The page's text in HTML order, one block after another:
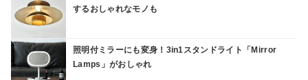
するおしゃれなモノも
照明付ミラーにも変身！3in1スタンドライト「Mirror
Lamps」がおしゃれ